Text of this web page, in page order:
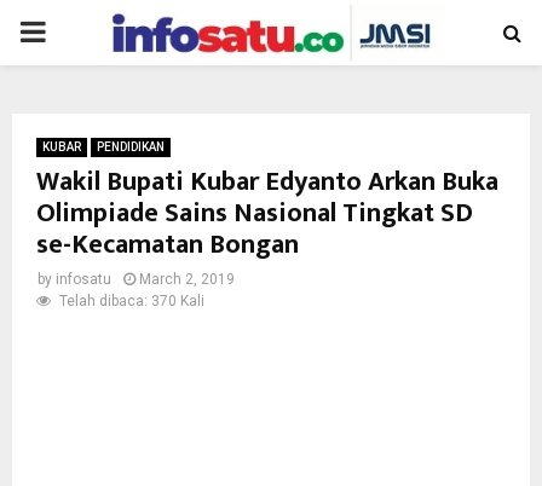
PRIMARY
KUBAR PENDIDIKAN
Wakil Bupati Kubar Edyanto Arkan Buka
Olimpiade Sains Nasional Tingkat SD
se-Kecamatan Bongan
by infosatu
March 2, 2019
Telah dibaca: 370 Kali